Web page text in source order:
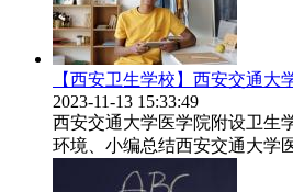
【西安卫生学校】西安交通大
2023-11-13 15:33:49
西安交通大学医学院附设卫生
环境、小编总结西安交通大学